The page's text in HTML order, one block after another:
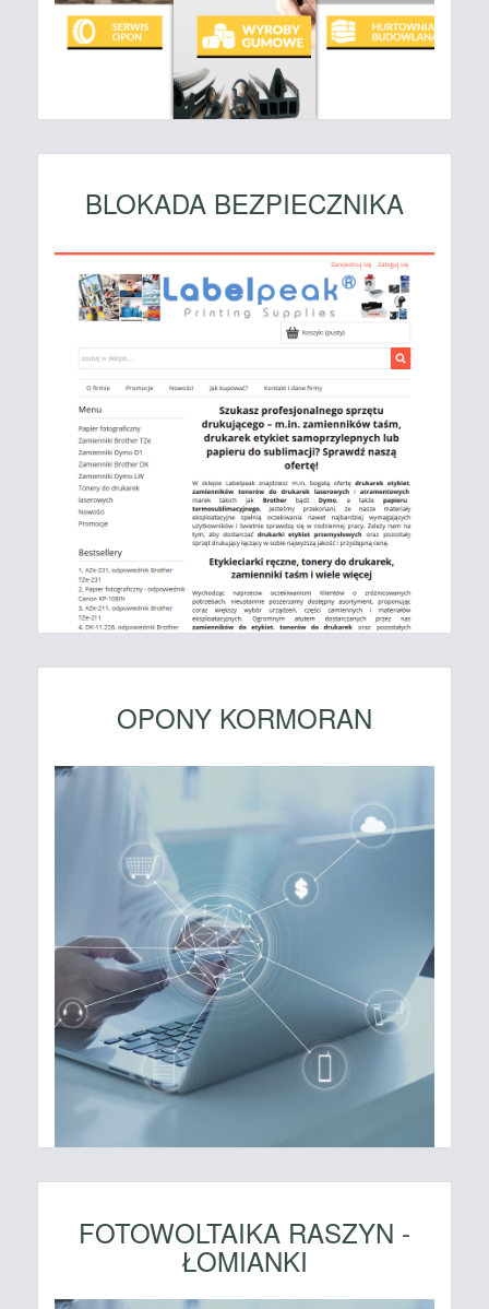
BLOKADA BEZPIECZNIKA
OPONY KORMORAN
FOTOWOLTAIKA RASZYN -
ŁOMIANKI